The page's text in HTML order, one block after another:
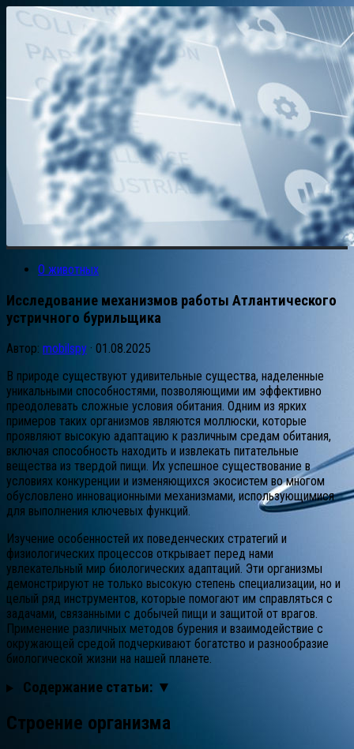
О животных
Исследование механизмов работы Атлантического
устричного бурильщика
Автор: mobilspy · 01.08.2025
В природе существуют удивительные существа, наделенные
уникальными способностями, позволяющими им эффективно
преодолевать сложные условия обитания. Одним из ярких
примеров таких организмов являются моллюски, которые
проявляют высокую адаптацию к различным средам обитания,
включая способность находить и извлекать питательные
вещества из твердой пищи. Их успешное существование в
условиях конкуренции и изменяющихся экосистем во многом
обусловлено инновационными механизмами, использующимися
для выполнения ключевых функций.
Изучение особенностей их поведенческих стратегий и
физиологических процессов открывает перед нами
увлекательный мир биологических адаптаций. Эти организмы
демонстрируют не только высокую степень специализации, но и
целый ряд инструментов, которые помогают им справляться с
задачами, связанными с добычей пищи и защитой от врагов.
Применение различных методов бурения и взаимодействие с
окружающей средой подчеркивают богатство и разнообразие
биологической жизни на нашей планете.
Содержание статьи: ▼
Строение организма